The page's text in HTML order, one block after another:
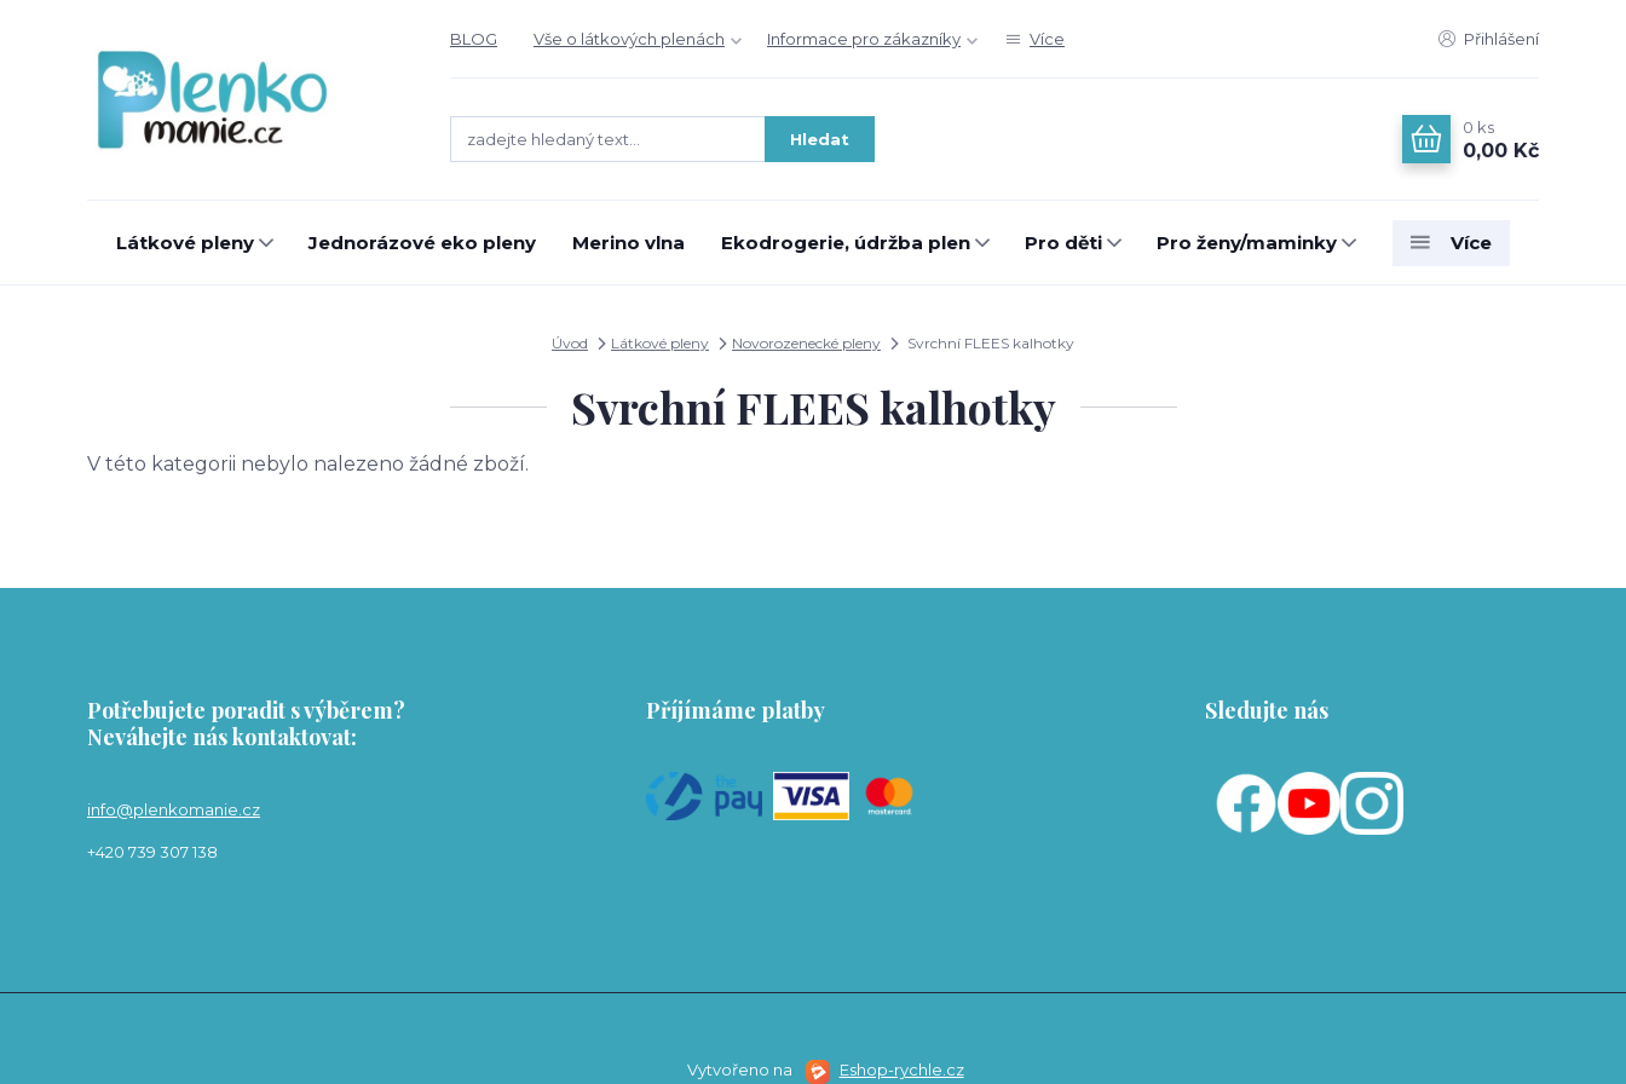
BLOG Vše o látkových plenách Informace pro zákazníky Více Přihlášení
Hledat
0 ks
0,00 Kč
Látkové pleny Jednorázové eko pleny Merino vlna Ekodrogerie, údržba plen Pro děti Pro ženy/maminky Více
Úvod Látkové pleny Novorozenecké pleny Svrchní FLEES kalhotky
Svrchní FLEES kalhotky
V této kategorii nebylo nalezeno žádné zboží.
Potřebujete poradit s výběrem?
Neváhejte nás kontaktovat:
info@plenkomanie.cz
+420 739 307 138
Příjímáme platby Sledujte nás
Vytvořeno na Eshop-rychle.cz